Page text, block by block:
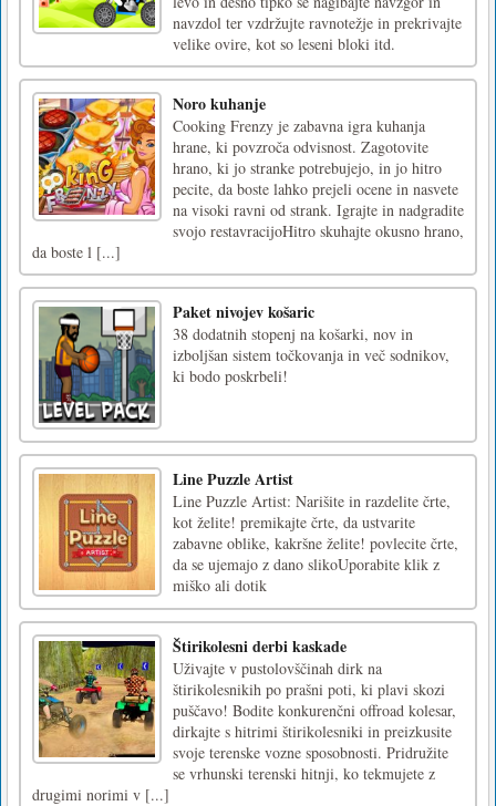
navzdol ter vzdržujte ravnotežje in prekrivajte
velike ovire, kot so leseni bloki itd.
Noro kuhanje
Cooking Frenzy je zabavna igra kuhanja
hrane, ki povzroča odvisnost. Zagotovite
hrano, ki jo stranke potrebujejo, in jo hitro
pecite, da boste lahko prejeli ocene in nasvete
na visoki ravni od strank. Igrajte in nadgradite
svojo restavracijoHitro skuhajte okusno hrano,
da boste l [...]
Paket nivojev košaric
38 dodatnih stopenj na košarki, nov in
izboljšan sistem točkovanja in več sodnikov,
ki bodo poskrbeli!
Line Puzzle Artist
Line Puzzle Artist: Narišite in razdelite črte,
kot želite! premikajte črte, da ustvarite
zabavne oblike, kakršne želite! povlecite črte,
da se ujemajo z dano slikoUporabite klik z
miško ali dotik
Štirikolesni derbi kaskade
Uživajte v pustolovščinah dirk na
štirikolesnikih po prašni poti, ki plavi skozi
puščavo! Bodite konkurenčni offroad kolesar,
dirkajte s hitrimi štirikolesniki in preizkusite
svoje terenske vozne sposobnosti. Pridružite
se vrhunski terenski hitnji, ko tekmujete z
drugimi norimi v [...]